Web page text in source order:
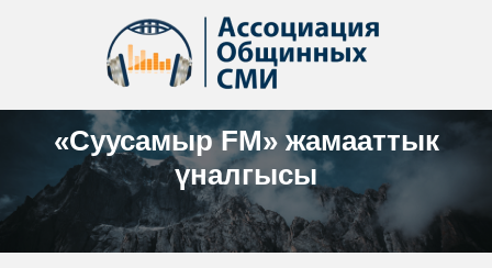
«Суусамыр FM» жамааттык
үналгысы